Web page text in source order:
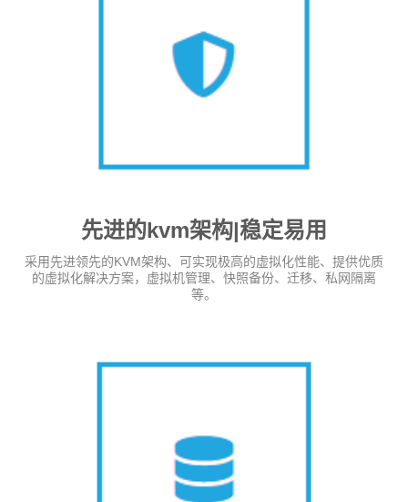
先进的kvm架构|稳定易用
采用先进领先的KVM架构、可实现极高的虚拟化性能、提供优质
的虚拟化解决方案，虚拟机管理、快照备份、迁移、私网隔离
等。